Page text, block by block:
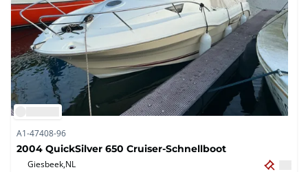
A1-47408-96
2004 QuickSilver 650 Cruiser-Schnellboot
Giesbeek,NL